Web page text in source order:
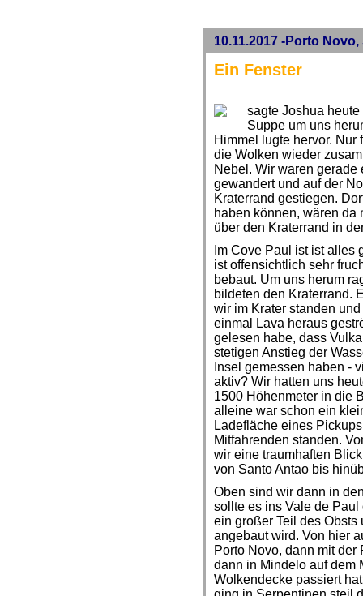
10.11.2017 -Porto
Ein Fenster
sagte Joshua
Suppe um uns
Himmel lugte hervor.
die Wolken wieder
Nebel. Wir waren
gewandert und auf der
Kraterrand gestiegen.
haben können, wären
über den Kraterrand in
Im Cove Paul ist ist alles
ist offensichtlich sehr
bebaut. Um uns herum
bildeten den Kraterrand.
wir im Krater standen
einmal Lava heraus
gelesen habe, dass
stetigen Anstieg der
Insel gemessen haben -
aktiv? Wir hatten uns
1500 Höhenmeter in die
alleine war schon ein
Ladefläche eines
Mitfahrenden standen.
wir eine traumhaften
von Santo Antao bis
Oben sind wir dann in
sollte es ins Vale de
ein großer Teil des Obsts
angebaut wird. Von hier
Porto Novo, dann mit
dann in Mindelo auf dem
Wolkendecke passiert